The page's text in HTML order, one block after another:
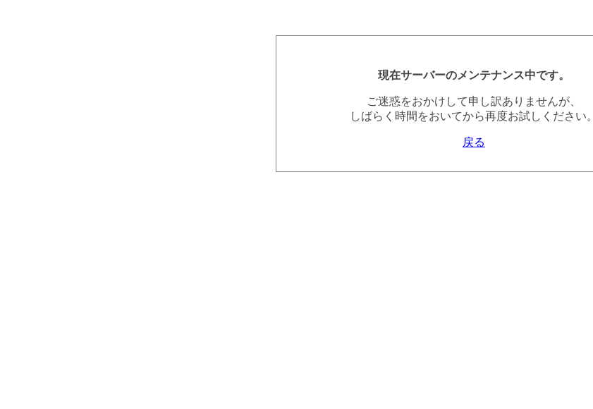
現在サーバーのメンテナンス中です。
ご迷惑をおかけして申し訳ありませんが、
しばらく時間をおいてから再度お試しください。
戻る